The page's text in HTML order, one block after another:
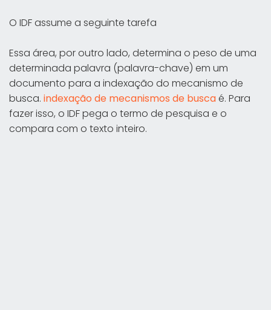
O IDF assume a seguinte tarefa
Essa área, por outro lado, determina o peso de uma
determinada palavra (palavra-chave) em um
documento para a indexação do mecanismo de
busca. indexação de mecanismos de buscaé. Para
fazer isso, o IDF pega o termo de pesquisa e o
compara com o texto inteiro.